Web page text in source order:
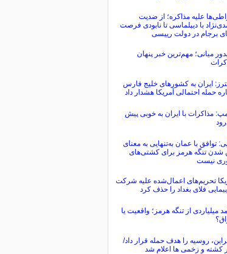
علیه مذاکره؛ از ضدیت
با دیپلماسی تا نابودی فرصت
برجام در دولت رییسی
میانی؛ مهم‌ترین خبر پنهان
ایران به کشورهای خلیج فارس
حمله احتمالی آمریکا هشدار داد
مذاکرات با ایران به خوبی پیش
توافق با عمان به‌تنهایی به معنای
شدن تنگه هرمز برای کشتی‌های
نیست
تحریم‌های اعمال‌شده علیه شرکت
فلای بغداد را حذف کرد
میلیاردی از تنگه هرمز؛ واقعیت یا
روسیه را هدف حمله قرار داد/
کشته و زخمی ها اعلام شد